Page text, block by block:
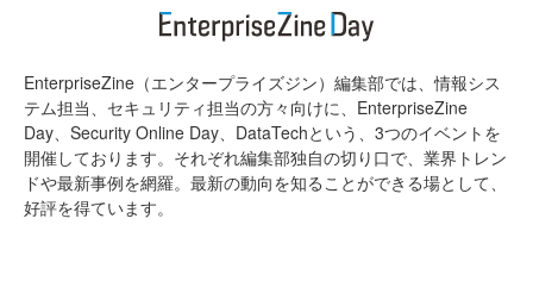
EnterpriseZine（エンタープライズジン）編集部では、情報シス
テム担当、セキュリティ担当の方々向けに、EnterpriseZine
Day、Security Online Day、DataTechという、3つのイベントを
開催しております。それぞれ編集部独自の切り口で、業界トレン
ドや最新事例を網羅。最新の動向を知ることができる場として、
好評を得ています。